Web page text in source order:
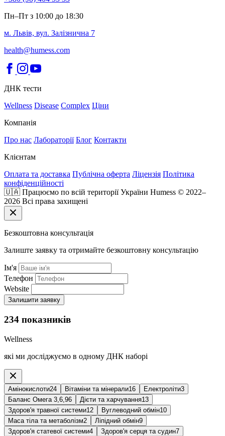
Пн–Пт з 10:00 до 18:30
м. Львів, вул. Залізнична 7
health@humess.com
ДНК тести
Wellness Disease Complex Ціни
Компанія
Про нас Лабораторії Блог Контакти
Клієнтам
Оплата та доставка Публічна оферта Ліцензія Політика
конфіденційності
🇺🇦 Працюємо по всій території України Humess © 2022–
2026 Всі права захищені
Безкоштовна консультація
Залиште заявку та отримайте безкоштовну консультацію
Ім'я
Телефон
Website
Залишити заявку
234 показників
Wellness
які ми досліджуємо в одному ДНК наборі
Амінокислоти24 Вітаміни та мінерали16 Електроліти3
Баланс Омега 3,6,96 Дієти та харчування13
Здоров'я травної системи12 Вуглеводний обмін10
Маса тіла та метаболізм2 Ліпідний обмін9
Здоров'я статевої системи4 Здоров'я серця та судин7